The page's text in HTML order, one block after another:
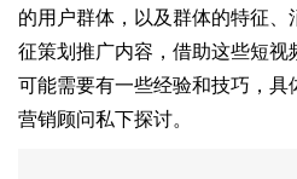
的用户群体，以及群体的特征
征策划推广内容，借助这些短视
可能需要有一些经验和技巧，具
营销顾问私下探讨。